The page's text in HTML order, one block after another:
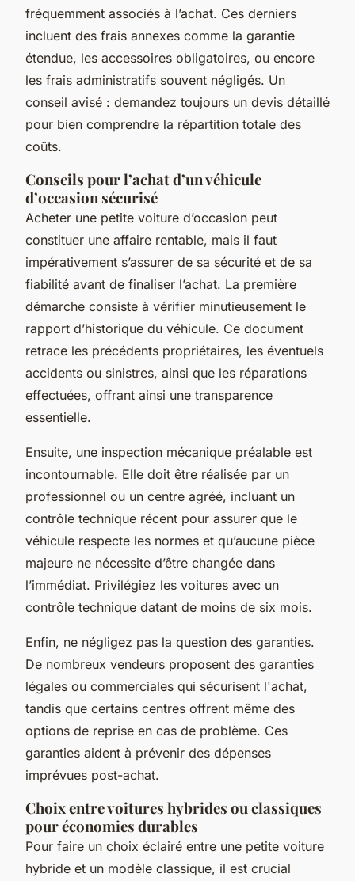
fréquemment associés à l’achat. Ces derniers
incluent des frais annexes comme la garantie
étendue, les accessoires obligatoires, ou encore
les frais administratifs souvent négligés. Un
conseil avisé : demandez toujours un devis détaillé
pour bien comprendre la répartition totale des
coûts.
Conseils pour l’achat d’un véhicule
d’occasion sécurisé
Acheter une petite voiture d’occasion peut
constituer une affaire rentable, mais il faut
impérativement s’assurer de sa sécurité et de sa
fiabilité avant de finaliser l’achat. La première
démarche consiste à vérifier minutieusement le
rapport d’historique du véhicule. Ce document
retrace les précédents propriétaires, les éventuels
accidents ou sinistres, ainsi que les réparations
effectuées, offrant ainsi une transparence
essentielle.
Ensuite, une inspection mécanique préalable est
incontournable. Elle doit être réalisée par un
professionnel ou un centre agréé, incluant un
contrôle technique récent pour assurer que le
véhicule respecte les normes et qu’aucune pièce
majeure ne nécessite d’être changée dans
l’immédiat. Privilégiez les voitures avec un
contrôle technique datant de moins de six mois.
Enfin, ne négligez pas la question des garanties.
De nombreux vendeurs proposent des garanties
légales ou commerciales qui sécurisent l'achat,
tandis que certains centres offrent même des
options de reprise en cas de problème. Ces
garanties aident à prévenir des dépenses
imprévues post-achat.
Choix entre voitures hybrides ou classiques
pour économies durables
Pour faire un choix éclairé entre une petite voiture
hybride et un modèle classique, il est crucial